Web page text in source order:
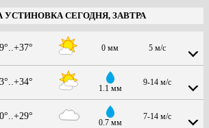
УСТИНОВКА СЕГОДНЯ, ЗАВТРА
0 мм 5 м/с
1.1 мм
9-14 м/с
0.7 мм
7-14 м/с